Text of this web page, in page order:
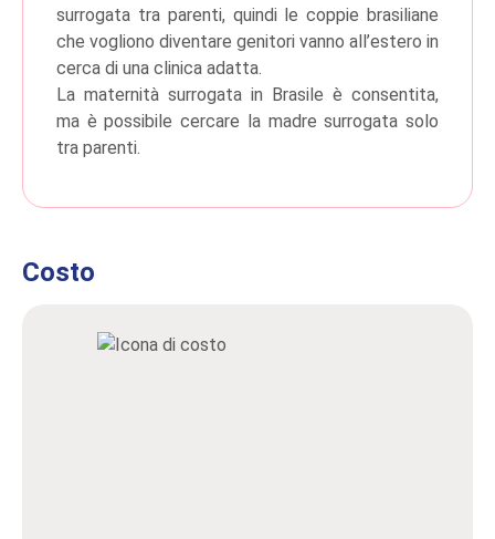
surrogata tra parenti, quindi le coppie brasiliane
che vogliono diventare genitori vanno all’estero in
cerca di una clinica adatta.
La maternità surrogata in Brasile è consentita,
ma è possibile cercare la madre surrogata solo
tra parenti.
Costo